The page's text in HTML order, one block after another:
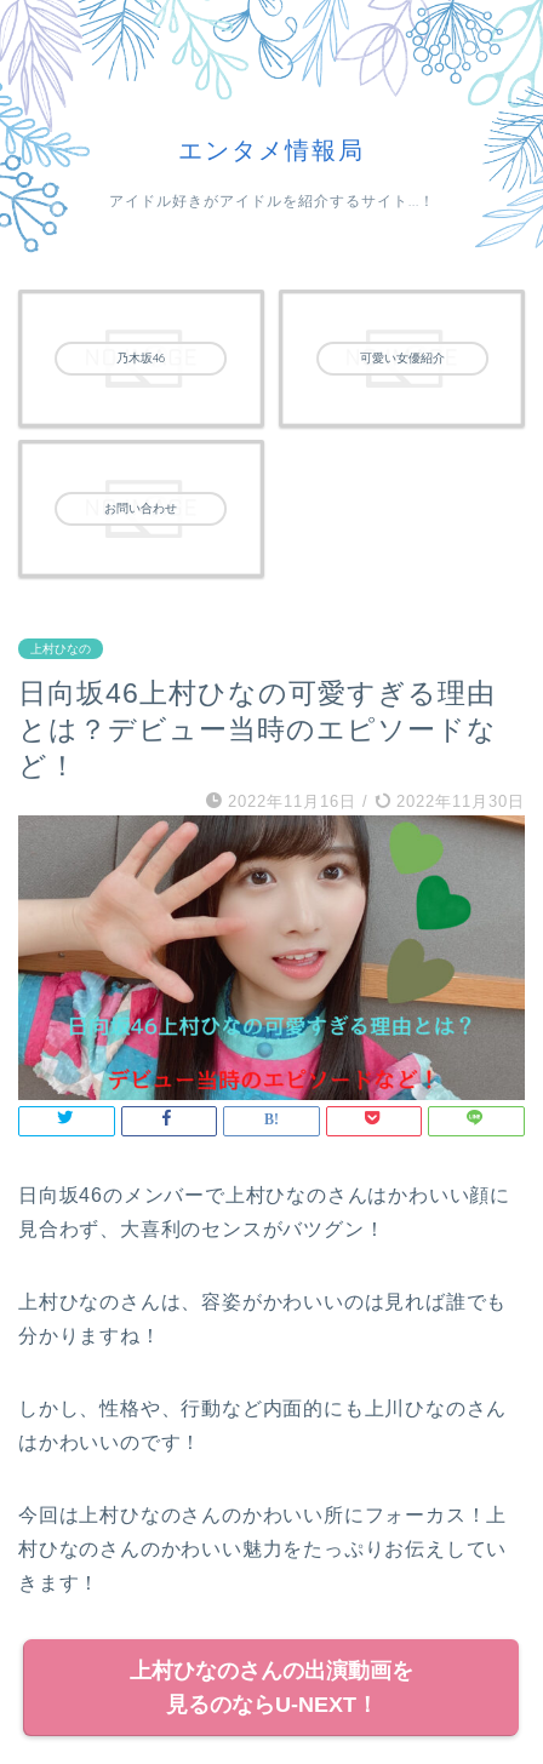
エンタメ情報局
アイドル好きがアイドルを紹介するサイト...！
乃木坂46 可愛い女優紹介
お問い合わせ
上村ひなの
日向坂46上村ひなの可愛すぎる理由
とは？デビュー当時のエピソードな
ど！
2022年11月16日 / 2022年11月30日
日向坂46のメンバーで上村ひなのさんはかわいい顔に
見合わず、大喜利のセンスがバツグン！
上村ひなのさんは、容姿がかわいいのは見れば誰でも
分かりますね！
しかし、性格や、行動など内面的にも上川ひなのさん
はかわいいのです！
今回は上村ひなのさんのかわいい所にフォーカス！上
村ひなのさんのかわいい魅力をたっぷりお伝えしてい
きます！
上村ひなのさんの出演動画を
見るのならU-NEXT！